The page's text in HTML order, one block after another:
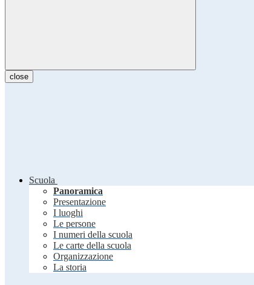
close
Scuola
Panoramica
Presentazione
I luoghi
Le persone
I numeri della scuola
Le carte della scuola
Organizzazione
La storia